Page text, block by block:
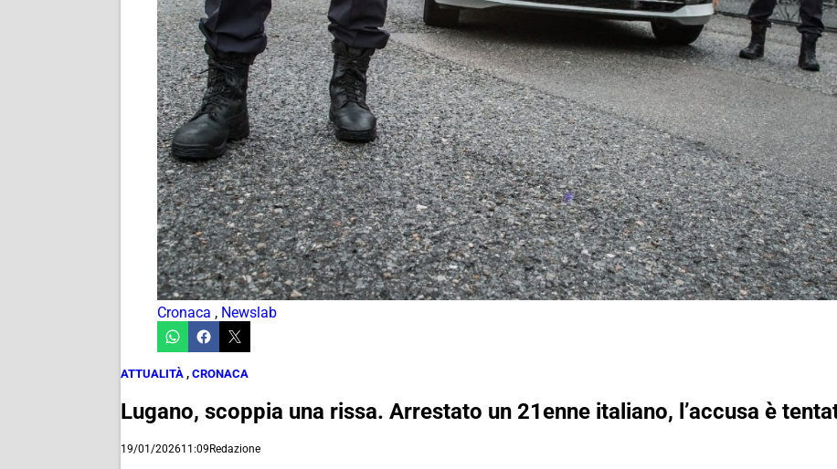
Cronaca , Newslab
ATTUALITÀ , CRONACA
Lugano, scoppia una rissa. Arrestato un 21enne italiano, l’accusa è
19/01/202611:09Redazione